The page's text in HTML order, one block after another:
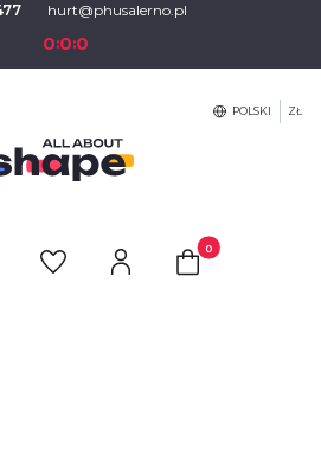
hurt@phusalerno.pl
0:0:0
POLSKI ZŁ
wyszukiwarkę Produkty w